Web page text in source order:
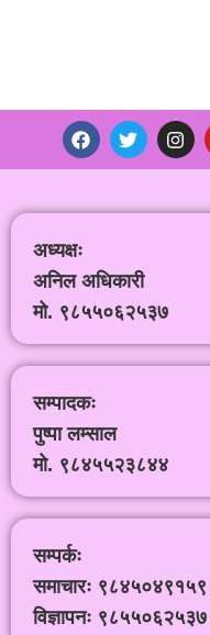
अध्यक्षः
अनिल अधिकारी
मो. ९८५५०६२५३७
सम्पादकः
पुष्पा लम्साल
मो. ९८४५५२३८४४
सम्पर्कः
समाचारः ९८४५०४९१५९
विज्ञापनः ९८५५०६२५३७